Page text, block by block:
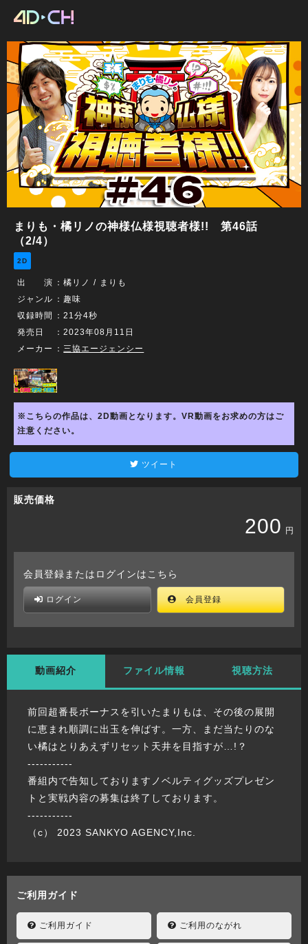
まりも・橘リノの神様仏様視聴者様!! 第46話
（2/4）
2D
出 演 ：橘リノ
まりも
ジャンル ：趣味
収録時間
：21分4秒
発売日
：2023年08月11日
メーカー
： 三協エージェンシー
※こちらの作品は、2D動画となります。VR動画をお求めの方はご
注意ください。
ツイート
販売価格
200 円
会員登録またはログインはこちら
ログイン 会員登録
動画紹介 ファイル情報 視聴方法
前回超番長ボーナスを引いたまりもは、その後の展開
に恵まれ順調に出玉を伸ばす。一方、まだ当たりのな
い橘はとりあえずリセット天井を目指すが…!？
-----------
番組内で告知しておりますノベルティグッズプレゼン
トと実戦内容の募集は終了しております。
-----------
（c） 2023 SANKYO AGENCY,Inc.
ご利用ガイド
ご利用ガイド ご利用のながれ